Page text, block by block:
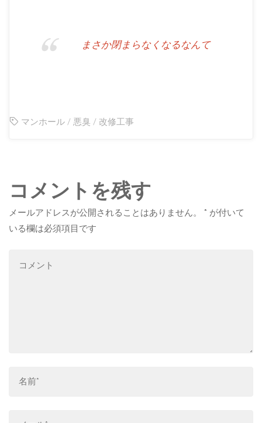
まさか閉まらなくなるなんて
マンホール/ 悪臭 / 改修工事
コメントを残す
メールアドレスが公開されることはありません。 * が付いて
いる欄は必須項目です